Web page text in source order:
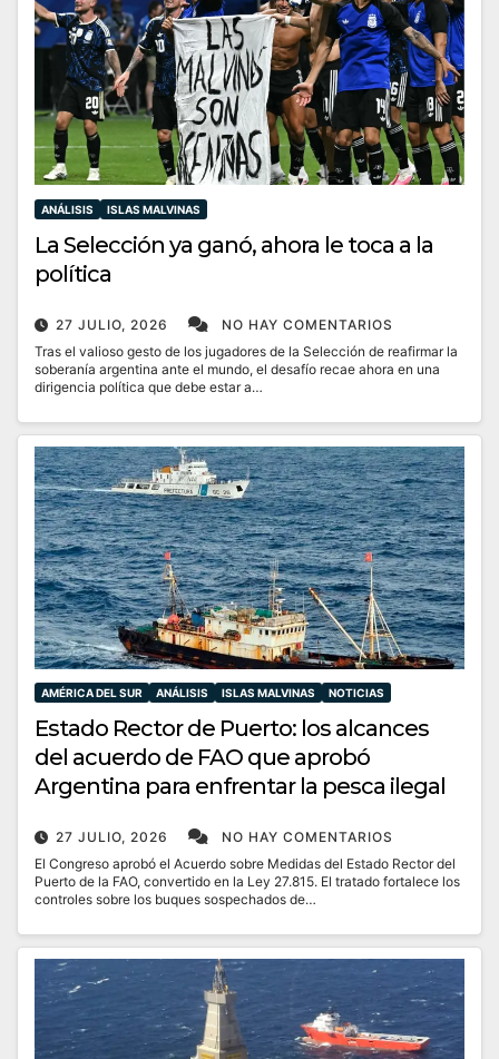
ANÁLISIS ISLAS MALVINAS
La Selección ya ganó, ahora le toca a la
política
27 JULIO, 2026
NO HAY COMENTARIOS
Tras el valioso gesto de los jugadores de la Selección de reafirmar la
soberanía argentina ante el mundo, el desafío recae ahora en una
dirigencia política que debe estar a…
AMÉRICA DEL SUR ANÁLISIS ISLAS MALVINAS NOTICIAS
Estado Rector de Puerto: los alcances
del acuerdo de FAO que aprobó
Argentina para enfrentar la pesca ilegal
27 JULIO, 2026
NO HAY COMENTARIOS
El Congreso aprobó el Acuerdo sobre Medidas del Estado Rector del
Puerto de la FAO, convertido en la Ley 27.815. El tratado fortalece los
controles sobre los buques sospechados de…